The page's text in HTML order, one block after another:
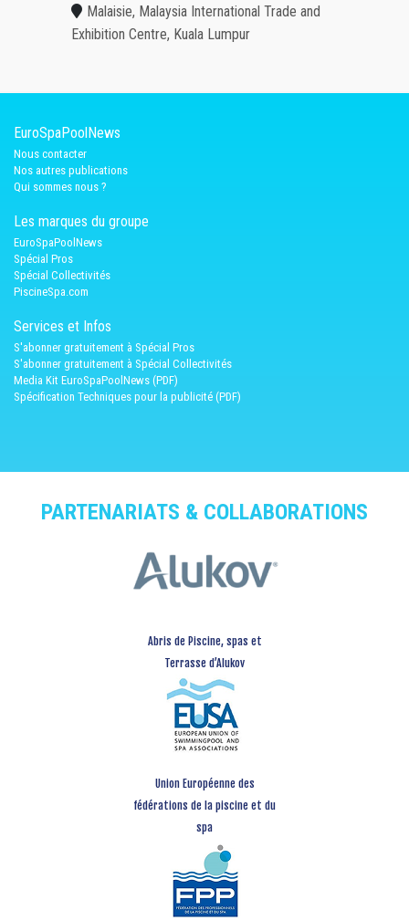
Malaisie, Malaysia International Trade and
Exhibition Centre, Kuala Lumpur
EuroSpaPoolNews
Nous contacter
Nos autres publications
Qui sommes nous ?
Les marques du groupe
EuroSpaPoolNews
Spécial Pros
Spécial Collectivités
PiscineSpa.com
Services et Infos
S'abonner gratuitement à Spécial Pros
S'abonner gratuitement à Spécial Collectivités
Media Kit EuroSpaPoolNews (PDF)
Spécification Techniques pour la publicité (PDF)
PARTENARIATS & COLLABORATIONS
Abris de Piscine, spas et
Terrasse d’Alukov
Union Européenne des
fédérations de la piscine et du
spa